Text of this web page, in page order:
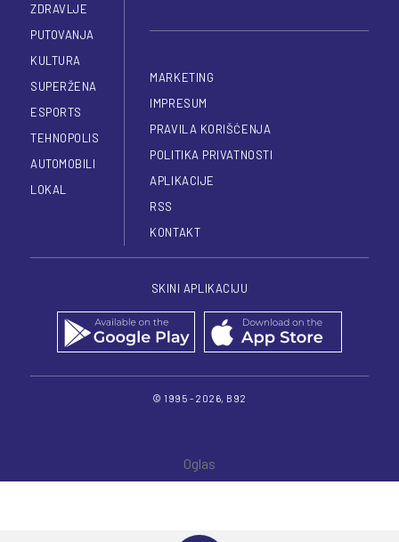
ZDRAVLJE
PUTOVANJA
KULTURA
SUPERŽENA
ESPORTS
TEHNOPOLIS
AUTOMOBILI
LOKAL
MARKETING
IMPRESUM
PRAVILA KORIŠĆENJA
POLITIKA PRIVATNOSTI
APLIKACIJE
RSS
KONTAKT
SKINI APLIKACIJU
© 1995 - 2026, B92